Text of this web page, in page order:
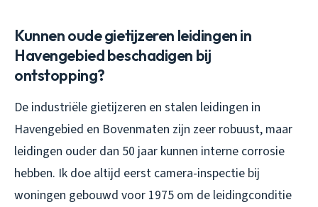
Kunnen oude gietijzeren leidingen in
Havengebied beschadigen bij
ontstopping?
De industriële gietijzeren en stalen leidingen in
Havengebied en Bovenmaten zijn zeer robuust, maar
leidingen ouder dan 50 jaar kunnen interne corrosie
hebben. Ik doe altijd eerst camera-inspectie bij
woningen gebouwd voor 1975 om de leidingconditie